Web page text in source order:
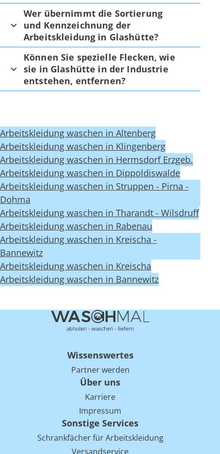
Wer übernimmt die Sortierung
und Kennzeichnung der
Arbeitskleidung in Glashütte?
Können Sie spezielle Flecken, wie
sie in Glashütte in der Industrie
entstehen, entfernen?
Arbeitskleidung waschen in Altenberg
Arbeitskleidung waschen in Klingenberg
Arbeitskleidung waschen in Hermsdorf Erzgeb.
Arbeitskleidung waschen in Dippoldiswalde
Arbeitskleidung waschen in Struppen - Pirna -
Dohma
Arbeitskleidung waschen in Tharandt - Wilsdruff
Arbeitskleidung waschen in Rabenau
Arbeitskleidung waschen in Kreischa -
Bannewitz
Arbeitskleidung waschen in Kreischa
Arbeitskleidung waschen in Bannewitz
Wissenswertes
Partner werden
Über uns
Karriere
Impressum
Sonstige Services
Schrankfächer für Arbeitskleidung
Versandservice